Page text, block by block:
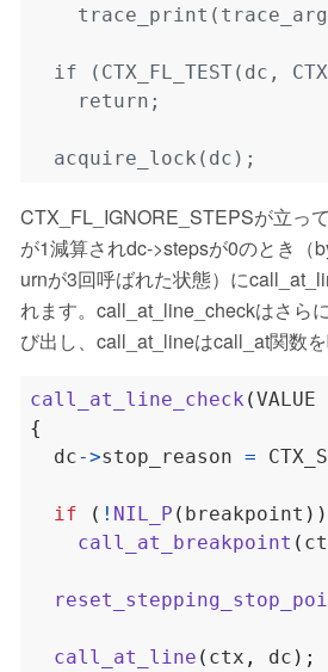
CTX_FL_IGNORE_STEPSが立っ
が1減算されdc->stepsが0のとき（
urnが3回呼ばれた状態）に
れます。call_at_line_checkはさら
び出し、call_at_lineはcall_at関数を
call_at_line_check (
{
  dc
->stop_reason =
if ( ! NIL_P ( breakpoint ))
call_at_breakpoint (
call_at_line ( ctx , dc );